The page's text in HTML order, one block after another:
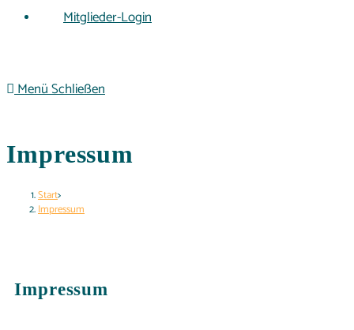
Mitglieder-Login
MenüSchließen
Impressum
Start>
Impressum
Impressum